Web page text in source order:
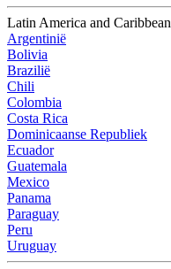
Latin America and Caribbean
Argentinië
Bolivia
Brazilië
Chili
Colombia
Costa Rica
Dominicaanse Republiek
Ecuador
Guatemala
Mexico
Panama
Paraguay
Peru
Uruguay